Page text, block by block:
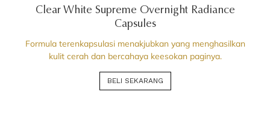
Clear White Supreme Overnight Radiance
Capsules
Formula terenkapsulasi menakjubkan yang menghasilkan
kulit cerah dan bercahaya keesokan paginya.
BELI SEKARANG